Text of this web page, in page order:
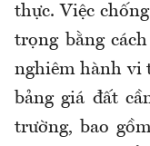
thực. Việc
trọng bằng
nghiêm hành vi
bảng giá đất
trường, bao